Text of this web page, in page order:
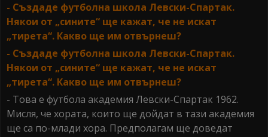
- Създаде футболна школа Левски-Спартак.
Някои от „сините“ ще кажат, че не искат
„тирета“. Какво ще им отвърнеш?
- Създаде футболна школа Левски-Спартак.
Някои от „сините“ ще кажат, че не искат
„тирета“. Какво ще им отвърнеш?
- Това е футбола академия Левски-Спартак 1962.
Мисля, че хората, които ще дойдат в тази академия
ще са по-млади хора. Предполагам ще доведат